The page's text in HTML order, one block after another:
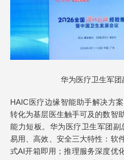
华为医疗卫生军
HAIC医疗边缘智能助手解决方
转化为基层医生触手可及的数智
能力短板。华为医疗卫生军团
易用、高效、安全三大特性：软
式AI开箱即用；推理服务深度优